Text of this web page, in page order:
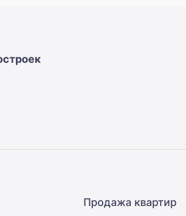
Продажа квартир